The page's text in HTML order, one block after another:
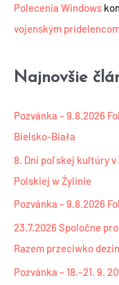
Polecenia Windows
vojenským pridelencom
Najnovšie
Pozvánka – 9.8.2026
Bielsko-Biała
8. Dni poľskej kultúry v
Polskiej w Żylinie
Pozvánka – 9.8.2026
23.7.2026 Spoločne
Razem przeciwko
Pozvánka – 18.–21. 9.